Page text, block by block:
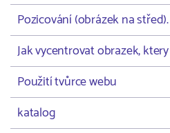
Pozicování (obrázek na střed).
Jak vycentrovat obrazek,
Použití tvůrce webu
katalog